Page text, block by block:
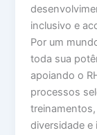
inclusivo e
Por um
toda sua
apoiando o
processos
diversidade e